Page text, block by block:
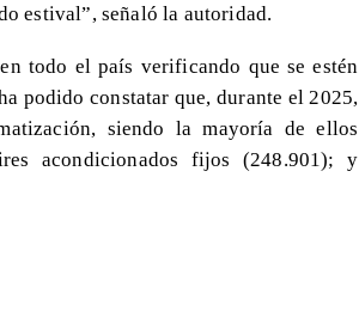
estival”, señaló la autoridad.
todo el país verificando que se estén
podido constatar que, durante el 2025,
siendo la mayoría de ellos
acondicionados fijos (248.901); y